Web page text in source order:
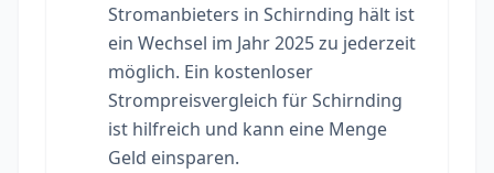
Stromanbieters in Schirnding hält ist
ein Wechsel im Jahr 2025 zu jederzeit
möglich. Ein kostenloser
Strompreisvergleich für Schirnding
ist hilfreich und kann eine Menge
Geld einsparen.